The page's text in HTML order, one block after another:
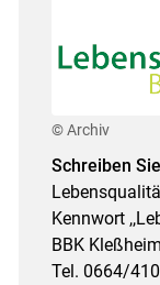
© Archiv
Schreiben
Kennwort
BBK Kleßheim
Tel. 0664/